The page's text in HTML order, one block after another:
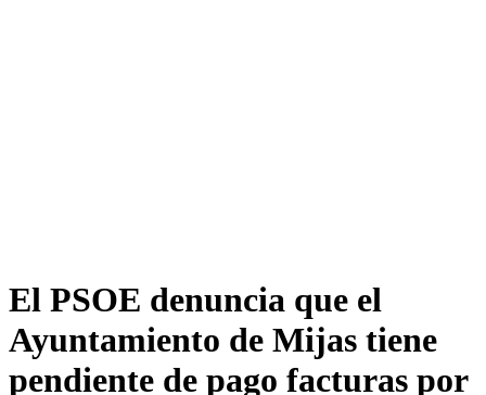
El PSOE denuncia que el
Ayuntamiento de Mijas tiene
pendiente de pago facturas por